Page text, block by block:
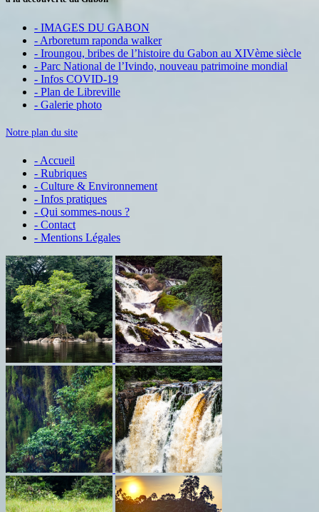
- IMAGES DU GABON
- Arboretum raponda walker
- Iroungou, bribes de l’histoire du Gabon au XIVème siècle
- Parc National de l’Ivindo, nouveau patrimoine mondial
- Infos COVID-19
- Plan de Libreville
- Galerie photo
Notre plan du site
- Accueil
- Rubriques
- Culture & Environnement
- Infos pratiques
- Qui sommes-nous ?
- Contact
- Mentions Légales